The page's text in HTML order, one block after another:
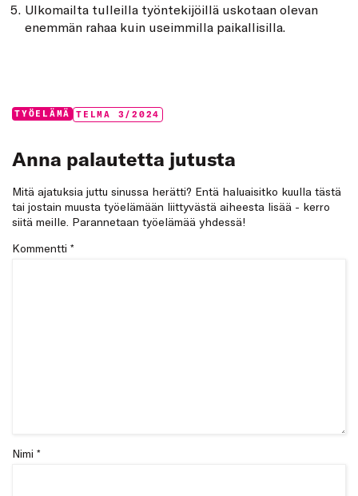
Ulkomailta tulleilla työntekijöillä uskotaan olevan
enemmän rahaa kuin useimmilla paikallisilla.
Categories:
TYÖELÄMÄ Tags:
TELMA 3/2024
Anna palautetta jutusta
Mitä ajatuksia juttu sinussa herätti? Entä haluaisitko kuulla tästä
tai jostain muusta työelämään liittyvästä aiheesta lisää - kerro
siitä meille. Parannetaan työelämää yhdessä!
Kommentti *
Nimi *